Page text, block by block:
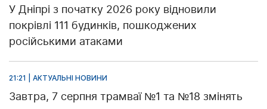
У Дніпрі з початку 2026 року відновили
покрівлі 111 будинків, пошкоджених
російськими атаками
21:21 | АКТУАЛЬНІ НОВИНИ
Завтра, 7 серпня трамваї №1 та №18 змінять